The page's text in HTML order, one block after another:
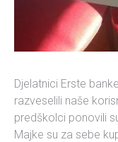
Djelatnici Erste
razveselili naše
predškolci ponovili
Majke su za sebe